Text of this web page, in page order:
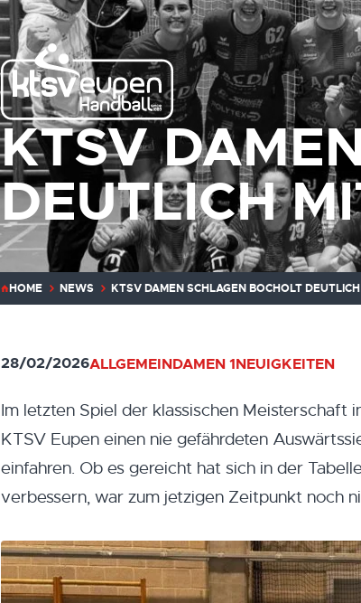
KTSV
DEUTLICH
HOME NEWS KTSV DAMEN SCHLAGEN BOCHOLT
28/02/2026ALLGEMEINDAMEN 1NEUIGKEITEN
Im letzten Spiel der klassischen Meisterschaft
KTSV Eupen einen nie gefährdeten
einfahren. Ob es gereicht hat sich in der
verbessern, war zum jetzigen Zeitpunkt noch